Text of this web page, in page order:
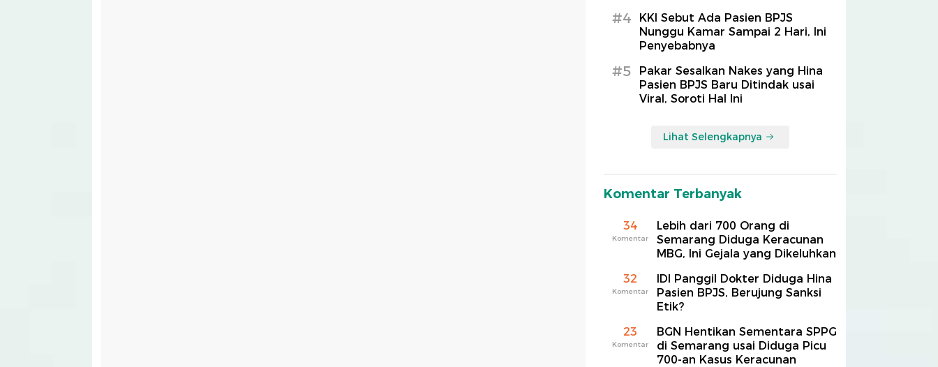
#4
KKI Sebut Ada Pasien BPJS
Nunggu Kamar Sampai 2 Hari, Ini
Penyebabnya
#5
Pakar Sesalkan Nakes yang Hina
Pasien BPJS Baru Ditindak usai
Viral, Soroti Hal Ini
Lihat Selengkapnya
Komentar Terbanyak
34
Komentar
Lebih dari 700 Orang di
Semarang Diduga Keracunan
MBG, Ini Gejala yang Dikeluhkan
32
Komentar
IDI Panggil Dokter Diduga Hina
Pasien BPJS, Berujung Sanksi
Etik?
23
Komentar
BGN Hentikan Sementara SPPG
di Semarang usai Diduga Picu
700-an Kasus Keracunan